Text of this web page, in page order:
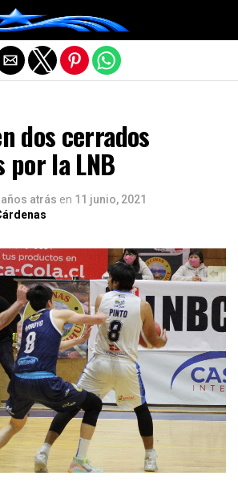
dos cerrados
la LNB
años atrás en 11 junio, 2021
de la versión móvil